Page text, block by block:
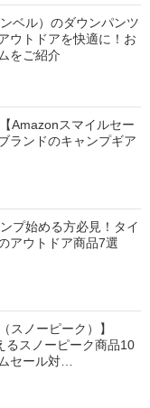
ベル）のダウンパンツ
ウトドアを快適に！お
をご紹介
Amazonスマイルセー
ランドのキャンプギア
ンプ始める方必見！タイ
アウトドア商品7選
スノーピーク）】
るスノーピーク商品10
セール対…